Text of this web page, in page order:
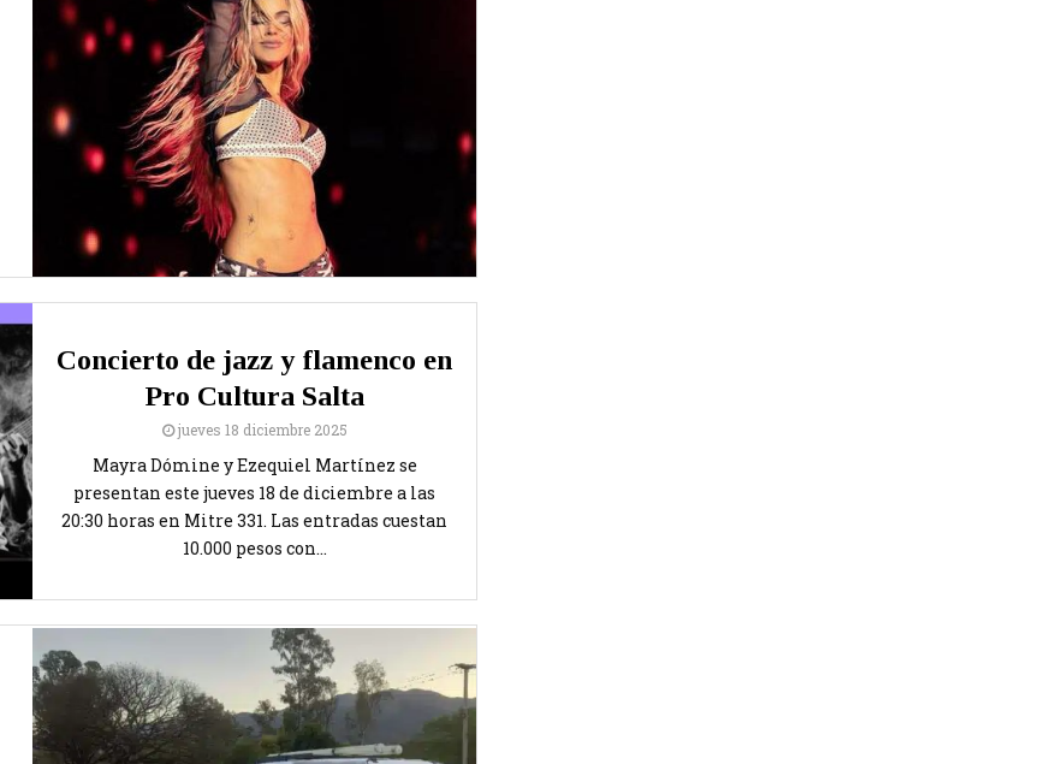
Concierto de jazz y flamenco en
Pro Cultura Salta
jueves 18 diciembre 2025
Mayra Dómine y Ezequiel Martínez se
presentan este jueves 18 de diciembre a las
20:30 horas en Mitre 331. Las entradas cuestan
10.000 pesos con...